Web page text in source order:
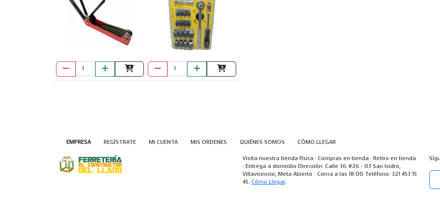
EMPRESA REGÍSTRATE MI CUENTA MIS ORDENES QUIÉNES SOMOS CÓMO LLEGAR
Visita nuestra tienda física · Compras en tienda · Retiro en tienda
· Entrega a domicilio Dirección: Calle 36 #26 - 03 San Isidro,
Villavicencio, Meta Abierto ⋅ Cierra a las 18:00 Teléfono: 321 453 15
45. Cómo Llegar.